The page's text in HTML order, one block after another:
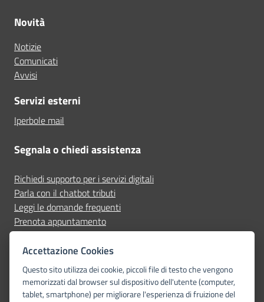
Novità
Notizie
Comunicati
Avvisi
Servizi esterni
Iperbole mail
Segnala o chiedi assistenza
Richiedi supporto per i servizi digitali
Parla con il chatbot tributi
Leggi le domande frequenti
Prenota appuntamento
Segnala disservizio
Seguici su
Accettazione Cookies
Questo sito utilizza dei cookie, piccoli file di testo che vengono
memorizzati dal browser sul dispositivo dell'utente (computer,
tablet, smartphone) per migliorare l'esperienza di fruizione del